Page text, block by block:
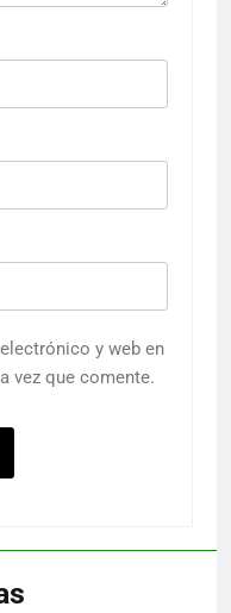
y web en
vez que comente.